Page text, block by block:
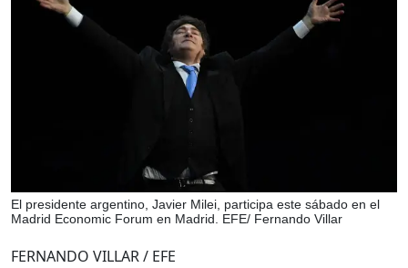
El presidente argentino, Javier Milei, participa este sábado en el
Madrid Economic Forum en Madrid. EFE/ Fernando Villar
FERNANDO VILLAR / EFE